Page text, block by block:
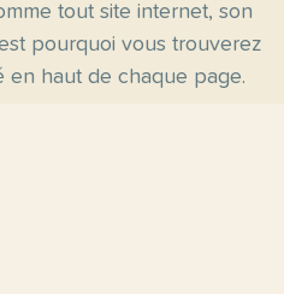
tout site internet, son
pourquoi vous trouverez
haut de chaque page.